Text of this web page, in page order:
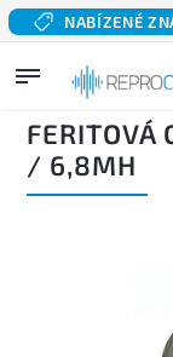
NABÍZENÉ
Domů/ Výhybky /
0,8mm / 6,8mH
FERITOVÁ
/ 6,8MH